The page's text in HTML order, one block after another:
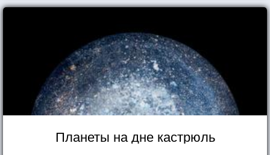
Планеты на дне кастрюль